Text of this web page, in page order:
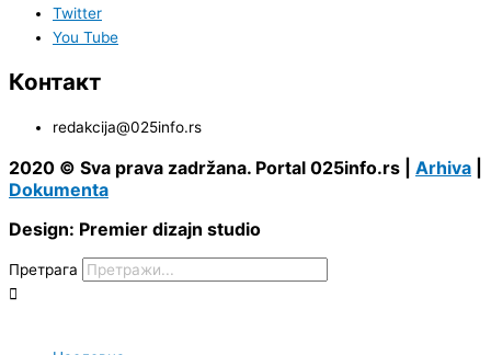
Twitter
You Tube
Контакт
redakcija@025info.rs
2020 © Sva prava zadržana. Portal 025info.rs | Arhiva
Dokumenta
Design: Premier dizajn studio
Претрага